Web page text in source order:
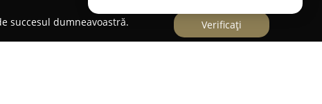
succesul dumneavoastră.
Verificați